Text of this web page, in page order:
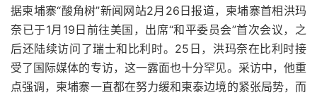
据柬埔寨“酸角树”新闻网站2月26日报道，柬埔寨首相洪玛
奈已于1月19日前往美国，出席“和平委员会”首次会议，之
后还陆续访问了瑞士和比利时。25日，洪玛奈在比利时接
受了国际媒体的专访，这一露面也十分罕见。采访中，他重
点强调，柬埔寨一直都在努力缓和柬泰边境的紧张局势，而